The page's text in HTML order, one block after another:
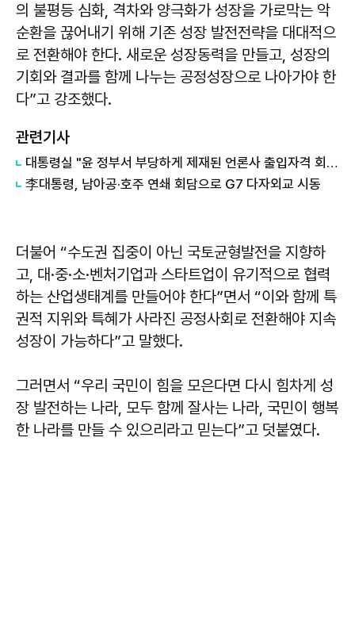
의 불평등 심화, 격차와 양극화가 성장을 가로막는 악
순환을 끊어내기 위해 기존 성장 발전전략을 대대적으
로 전환해야 한다. 새로운 성장동력을 만들고, 성장의
기회와 결과를 함께 나누는 공정성장으로 나아가야 한
다”고 강조했다.
관련기사
대통령실 "윤 정부서 부당하게 제재된 언론사 출입자격 회복"
李대통령, 남아공·호주 연쇄 회담으로 G7 다자외교 시동
더불어 “수도권 집중이 아닌 국토균형발전을 지향하
고, 대·중·소·벤처기업과 스타트업이 유기적으로 협력
하는 산업생태계를 만들어야 한다”면서 “이와 함께 특
권적 지위와 특혜가 사라진 공정사회로 전환해야 지속
성장이 가능하다”고 말했다.
그러면서 “우리 국민이 힘을 모은다면 다시 힘차게 성
장 발전하는 나라, 모두 함께 잘사는 나라, 국민이 행복
한 나라를 만들 수 있으리라고 믿는다”고 덧붙였다.